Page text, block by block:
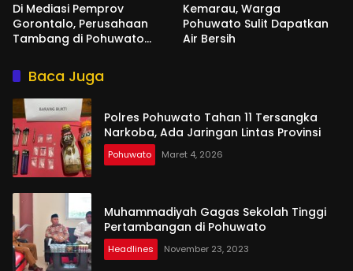
Di Mediasi Pemprov
Gorontalo, Perusahaan
Tambang di Pohuwato
Ribuan Penambang
Kemarau, Warga
Pohuwato Sulit Dapatkan
Air Bersih
Baca Juga
Polres Pohuwato Tahan 11 Tersangka
Narkoba, Ada Jaringan Lintas Provinsi
Pohuwato Maret 4, 2026
Muhammadiyah Gagas Sekolah Tinggi
Pertambangan di Pohuwato
Headlines November 23, 2023